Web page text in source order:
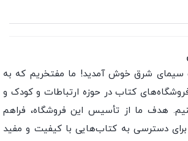
سیمای شرق خوش آمدید! ما مفتخریم که به
کتاب در حوزه ارتباطات و کودک و
هدف ما از تأسیس این فروشگاه، فراهم
دسترسی به کتاب‌هایی با کیفیت و مفید